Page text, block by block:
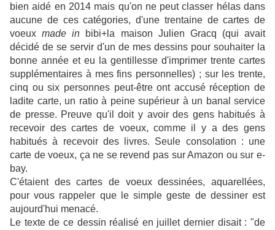
bien aidé en 2014 mais qu'on ne peut classer hélas dans
aucune de ces catégories, d'une trentaine de cartes de
voeuxmade in bibi+la maison Julien Gracq (qui avait
décidé de se servir d'un de mes dessins pour souhaiter la
bonne année et eu la gentillesse d'imprimer trente cartes
supplémentaires à mes fins personnelles) ; sur les trente,
cinq ou six personnes peut-être ont accusé réception de
ladite carte, un ratio à peine supérieur à un banal service
de presse. Preuve qu'il doit y avoir des gens habitués à
recevoir des cartes de voeux, comme il y a des gens
habitués à recevoir des livres. Seule consolation : une
carte de voeux, ça ne se revend pas sur Amazon ou sur e-
bay.
C'étaient des cartes de voeux dessinées, aquarellées,
pour vous rappeler que le simple geste de dessiner est
aujourd'hui menacé.
Le texte de ce dessin réalisé en juillet dernier disait : "de